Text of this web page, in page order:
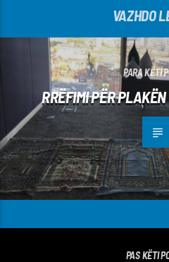
VAZHDO
PARA KËTI
RRËFIMI PËR PLAKËN
PAS KËTI